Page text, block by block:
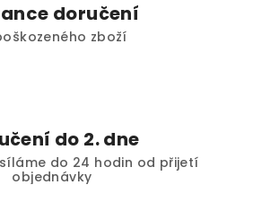
doručení
zboží
do 2. dne
do 24 hodin od přijetí
objednávky